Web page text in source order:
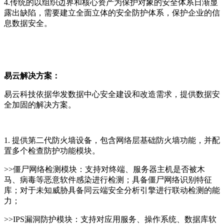
4.传统的以组织边界和核心资产为保护对象的安全体系日渐显
露出缺陷，需要建立全面立体的安全防护体系，保护企业的信
息数据安全。
易云解决方案：
易云科技依据华发数据中心安全建设和改造需求，提供数据安
全加固的解决方案。
1. 提供第二代防火墙设备，包含网络层基础防火墙功能，并配
置多个检查防护功能模块。
>>僵尸网络检测模块：支持对终端、服务器主机是否被木
马、病毒等恶意软件感染进行检测；具备僵尸网络识别特征
库；对于未知威胁具备同云端安全分析引擎进行联动检测的能
力；
>>IPS漏洞防护模块：支持对应用服务、操作系统、数据库软